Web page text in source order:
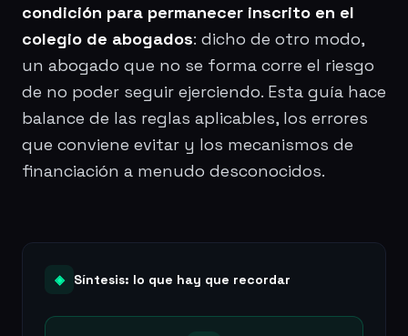
condición para permanecer inscrito en el
colegio de abogados: dicho de otro modo,
un abogado que no se forma corre el riesgo
de no poder seguir ejerciendo. Esta guía hace
balance de las reglas aplicables, los errores
que conviene evitar y los mecanismos de
financiación a menudo desconocidos.
◈ Síntesis: lo que hay que recordar